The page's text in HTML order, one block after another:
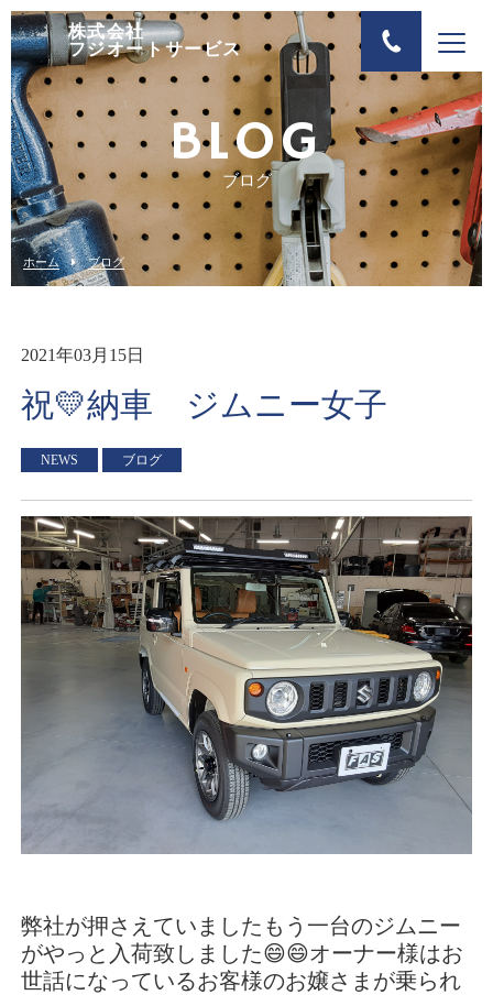
株式会社
フジオートサービス
BLOG
ブログ
ホーム ブログ
2021年03月15日
祝💛納車 ジムニー女子
NEWS ブログ
弊社が押さえていましたもう一台のジムニー
がやっと入荷致しました😄😄オーナー様はお
世話になっているお客様のお嬢さまが乗られ